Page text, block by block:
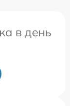
в день